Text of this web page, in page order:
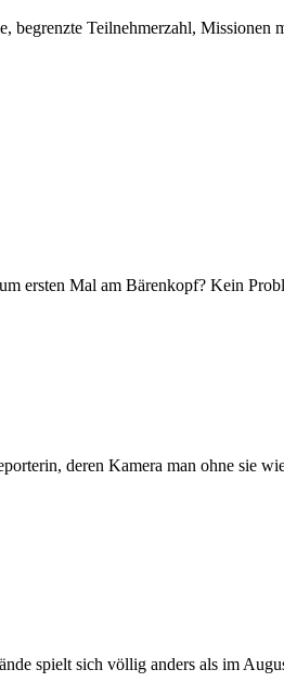
begrenzte Teilnehmerzahl,
ersten Mal am Bärenkopf? Kein
deren Kamera man ohne sie
spielt sich völlig anders als im